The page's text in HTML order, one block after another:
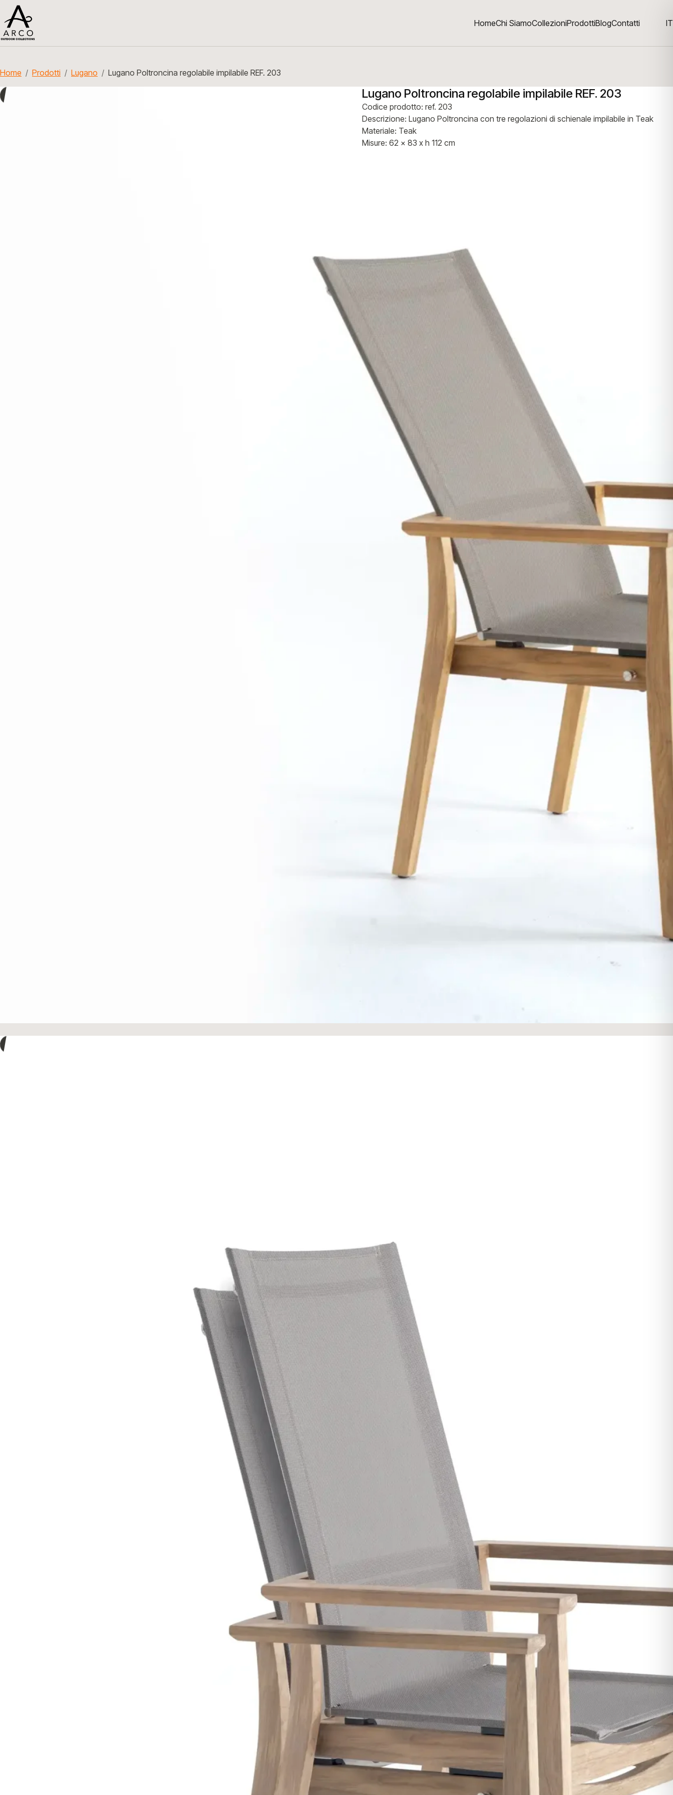
HomeChi SiamoCollezioniProdottiBlogContatti IT
Home Prodotti Lugano Lugano Poltroncina regolabile impilabile REF. 203
Lugano Poltroncina regolabile impilabile REF. 203
Codice prodotto: ref. 203
Descrizione: Lugano Poltroncina con tre regolazioni di schienale impilabile in Teak
Materiale: Teak
Misure: 62 x 83 x h 112 cm